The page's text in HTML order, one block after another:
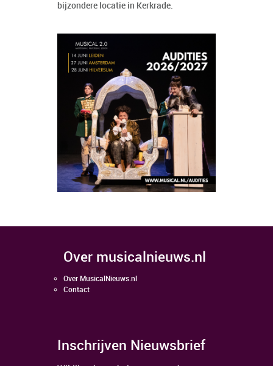
bijzondere locatie in Kerkrade.
over musicalnieuws.nl
Over MusicalNieuws.nl
Contact
Inschrijven Nieuwsbrief